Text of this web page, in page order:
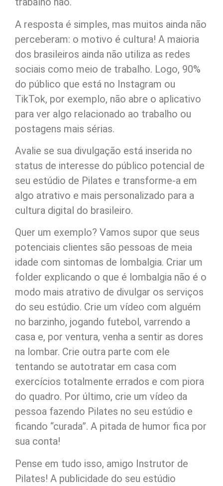
A resposta é simples, mas muitos ainda não
perceberam: o motivo é cultura! A maioria
dos brasileiros ainda não utiliza as redes
sociais como meio de trabalho. Logo, 90%
do público que está no Instagram ou
TikTok, por exemplo, não abre o aplicativo
para ver algo relacionado ao trabalho ou
postagens mais sérias.
Avalie se sua divulgação está inserida no
status de interesse do público potencial de
seu estúdio de Pilates e transforme-a em
algo atrativo e mais personalizado para a
cultura digital do brasileiro.
Quer um exemplo? Vamos supor que seus
potenciais clientes são pessoas de meia
idade com sintomas de lombalgia. Criar um
folder explicando o que é lombalgia não é o
modo mais atrativo de divulgar os serviços
do seu estúdio. Crie um vídeo com alguém
no barzinho, jogando futebol, varrendo a
casa e, por ventura, venha a sentir as dores
na lombar. Crie outra parte com ele
tentando se autotratar em casa com
exercícios totalmente errados e com piora
do quadro. Por último, crie um vídeo da
pessoa fazendo Pilates no seu estúdio e
ficando “curada”. A pitada de humor fica por
sua conta!
Pense em tudo isso, amigo Instrutor de
Pilates! A publicidade do seu estúdio